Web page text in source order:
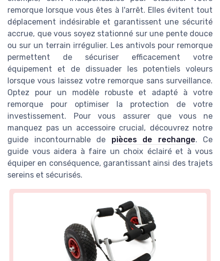
remorque lorsque vous êtes à l'arrêt. Elles évitent tout
déplacement indésirable et garantissent une sécurité
accrue, que vous soyez stationné sur une pente douce
ou sur un terrain irrégulier. Les antivols pour remorque
permettent de sécuriser efficacement votre
équipement et de dissuader les potentiels voleurs
lorsque vous laissez votre remorque sans surveillance.
Optez pour un modèle robuste et adapté à votre
remorque pour optimiser la protection de votre
investissement. Pour vous assurer que vous ne
manquez pas un accessoire crucial, découvrez notre
guide incontournable de pièces de rechange. Ce
guide vous aidera à faire un choix éclairé et à vous
équiper en conséquence, garantissant ainsi des trajets
sereins et sécurisés.